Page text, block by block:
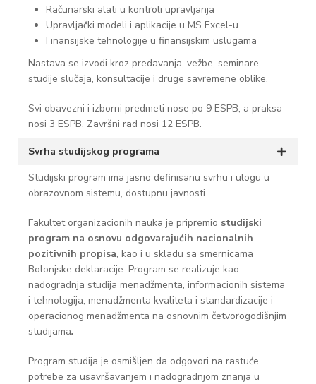
Računarski alati u kontroli upravljanja
Upravljački modeli i aplikacije u MS Excel-u.
Finansijske tehnologije u finansijskim uslugama
Nastava se izvodi kroz predavanja, vežbe, seminare,
studije slučaja, konsultacije i druge savremene oblike.
Svi obavezni i izborni predmeti nose po 9 ESPB, a praksa
nosi 3 ESPB. Završni rad nosi 12 ESPB.
Svrha studijskog programa
Studijski program ima jasno definisanu svrhu i ulogu u
obrazovnom sistemu, dostupnu javnosti.
Fakultet organizacionih nauka je pripremio studijski
program na osnovu odgovarajućih nacionalnih
pozitivnih propisa, kao i u skladu sa smernicama
Bolonjske deklaracije. Program se realizuje kao
nadogradnja studija menadžmenta, informacionih sistema
i tehnologija, menadžmenta kvaliteta i standardizacije i
operacionog menadžmenta na osnovnim četvorogodišnjim
studijama.
Program studija je osmišljen da odgovori na rastuće
potrebe za usavršavanjem i nadogradnjom znanja u